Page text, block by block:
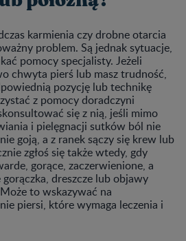
karmienia czy drobne otarcia
problem. Są jednak sytuacje,
pomocy specjalisty. Jeżeli
chwyta pierś lub masz trudność,
pozycję lub technikę
z pomocy doradczyni
się z nią, jeśli mimo
i pielęgnacji sutków ból nie
goją, a z ranek sączy się krew lub
zgłoś się także wtedy, gdy
gorące, zaczerwienione, a
dreszcze lub objawy
to wskazywać na
piersi, które wymaga leczenia i